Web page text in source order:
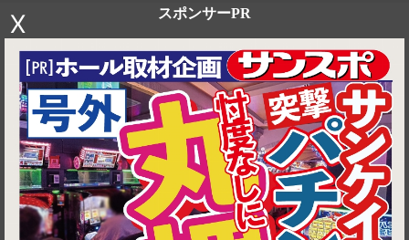
スポンサーPR
X
▶ ルートを見る
春日部 たばこすう喫煙所│まみぃ～ず台所【たばこすう+】